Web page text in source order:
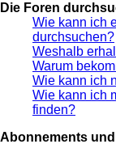
Die Foren
Wie kann ich
durchsuchen?
Weshalb
Warum
Wie kann ich
Wie kann ich
finden?
Abonnements